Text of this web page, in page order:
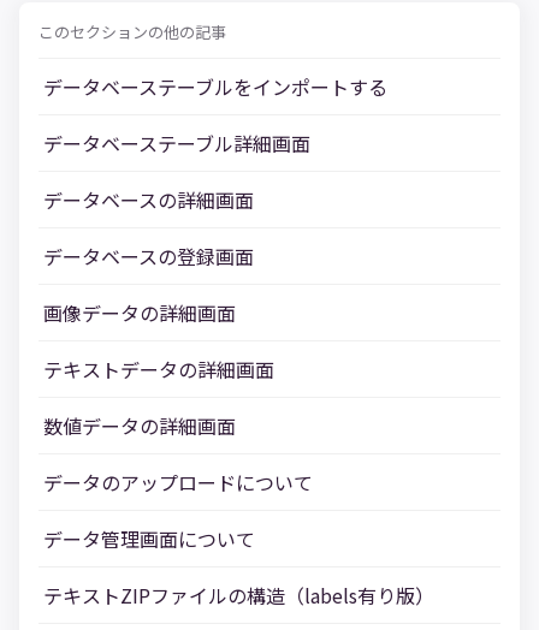
このセクションの他の記事
データベーステーブルをインポートする
データベーステーブル詳細画面
データベースの詳細画面
データベースの登録画面
画像データの詳細画面
テキストデータの詳細画面
数値データの詳細画面
データのアップロードについて
データ管理画面について
テキストZIPファイルの構造（labels有り版）